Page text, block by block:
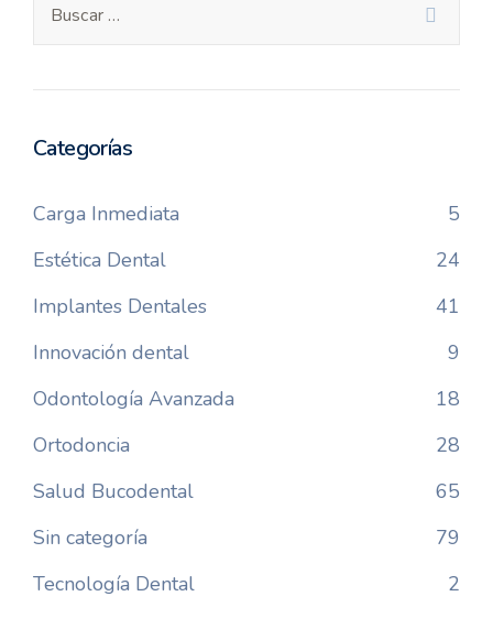
Categorías
Carga Inmediata
5
Estética Dental
24
Implantes Dentales
41
Innovación dental
9
Odontología Avanzada
18
Ortodoncia
28
Salud Bucodental
65
Sin categoría
79
Tecnología Dental
2